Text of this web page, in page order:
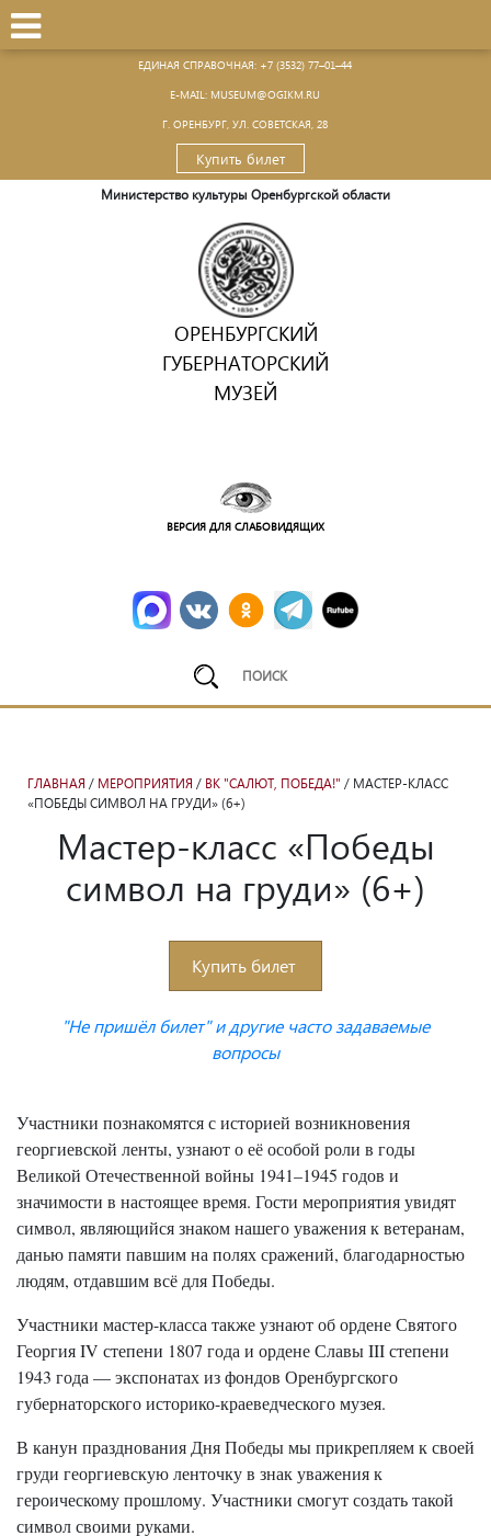
ЕДИНАЯ СПРАВОЧНАЯ: +7 (3532) 77–01–44
Е-MAIL: MUSEUM@OGIKM.RU
Г. ОРЕНБУРГ, УЛ. СОВЕТСКАЯ, 28
Купить билет
Министерство культуры Оренбургской области
ОРЕНБУРГСКИЙ
ГУБЕРНАТОРСКИЙ
МУЗЕЙ
ВЕРСИЯ ДЛЯ СЛАБОВИДЯЩИХ
ГЛАВНАЯ / МЕРОПРИЯТИЯ / ВК "САЛЮТ, ПОБЕДА!" / МАСТЕР-КЛАСС
«ПОБЕДЫ СИМВОЛ НА ГРУДИ» (6+)
Мастер-класс «Победы
символ на груди» (6+)
Купить билет
"Не пришёл билет" и другие часто задаваемые
вопросы
Участники познакомятся с историей возникновения
георгиевской ленты, узнают о её особой роли в годы
Великой Отечественной войны 1941–1945 годов и
значимости в настоящее время. Гости мероприятия увидят
символ, являющийся знаком нашего уважения к ветеранам,
данью памяти павшим на полях сражений, благодарностью
людям, отдавшим всё для Победы.
Участники мастер-класса также узнают об ордене Святого
Георгия IV степени 1807 года и ордене Славы III степени
1943 года — экспонатах из фондов Оренбургского
губернаторского историко-краеведческого музея.
В канун празднования Дня Победы мы прикрепляем к своей
груди георгиевскую ленточку в знак уважения к
героическому прошлому. Участники смогут создать такой
символ своими руками.